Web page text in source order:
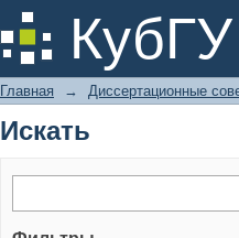
Искать
Главная → Диссертационные
Искать